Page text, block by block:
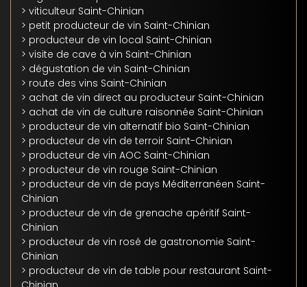
> viticulteur Saint-Chinian
> petit producteur de vin Saint-Chinian
> producteur de vin local Saint-Chinian
> visite de cave à vin Saint-Chinian
> dégustation de vin Saint-Chinian
> route des vins Saint-Chinian
> achat de vin direct au producteur Saint-Chinian
> achat de vin de culture raisonnée Saint-Chinian
> producteur de vin alternatif bio Saint-Chinian
> producteur de vin de terroir Saint-Chinian
> producteur de vin AOC Saint-Chinian
> producteur de vin rouge Saint-Chinian
> producteur de vin de pays Méditerranéen Saint-
Chinian
> producteur de vin de grenache apéritif Saint-
Chinian
> producteur de vin rosé de gastronomie Saint-
Chinian
> producteur de vin de table pour restaurant Saint-